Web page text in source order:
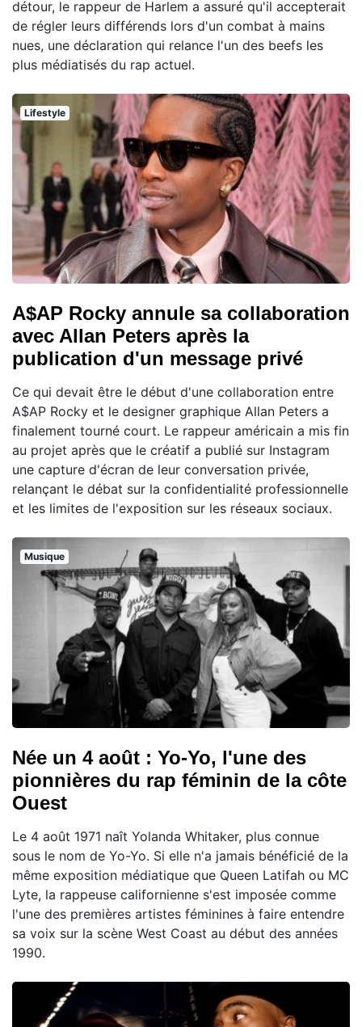
détour, le rappeur de Harlem a assuré qu'il accepterait
de régler leurs différends lors d'un combat à mains
nues, une déclaration qui relance l'un des beefs les
plus médiatisés du rap actuel.
Lifestyle
A$AP Rocky annule sa collaboration
avec Allan Peters après la
publication d'un message privé
Ce qui devait être le début d'une collaboration entre
A$AP Rocky et le designer graphique Allan Peters a
finalement tourné court. Le rappeur américain a mis fin
au projet après que le créatif a publié sur Instagram
une capture d'écran de leur conversation privée,
relançant le débat sur la confidentialité professionnelle
et les limites de l'exposition sur les réseaux sociaux.
Musique
Née un 4 août : Yo-Yo, l'une des
pionnières du rap féminin de la côte
Ouest
Le 4 août 1971 naît Yolanda Whitaker, plus connue
sous le nom de Yo-Yo. Si elle n'a jamais bénéficié de la
même exposition médiatique que Queen Latifah ou MC
Lyte, la rappeuse californienne s'est imposée comme
l'une des premières artistes féminines à faire entendre
sa voix sur la scène West Coast au début des années
1990.